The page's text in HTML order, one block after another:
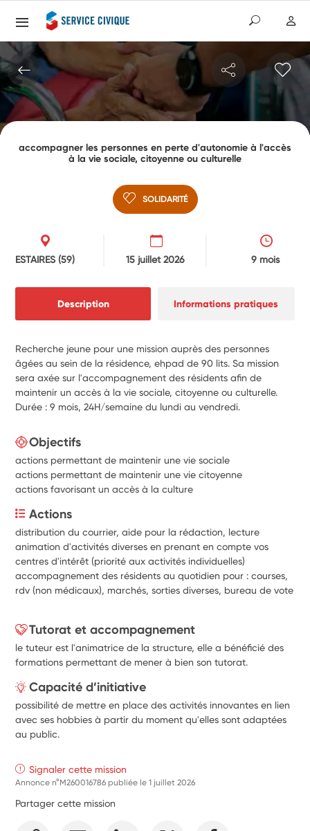
accompagner les personnes en perte d'autonomie à l'accès
à la vie sociale, citoyenne ou culturelle
SOLIDARITÉ
ESTAIRES (59) 15 juillet 2026 9 mois
Description Informations pratiques
Recherche jeune pour une mission auprès des personnes
âgées au sein de la résidence, ehpad de 90 lits. Sa mission
sera axée sur l'accompagnement des résidents afin de
maintenir un accès à la vie sociale, citoyenne ou culturelle.
Durée : 9 mois, 24H/semaine du lundi au vendredi.
Objectifs
actions permettant de maintenir une vie sociale
actions permettant de maintenir une vie citoyenne
actions favorisant un accès à la culture
Actions
distribution du courrier, aide pour la rédaction, lecture
animation d'activités diverses en prenant en compte vos
centres d'intérêt (priorité aux activités individuelles)
accompagnement des résidents au quotidien pour : courses,
rdv (non médicaux), marchés, sorties diverses, bureau de vote
Tutorat et accompagnement
le tuteur est l'animatrice de la structure, elle a bénéficié des
formations permettant de mener à bien son tutorat.
Capacité d’initiative
possibilité de mettre en place des activités innovantes en lien
avec ses hobbies à partir du moment qu'elles sont adaptées
au public.
Signaler cette mission
Annonce n°M260016786 publiée le1 juillet 2026
Partager cette mission